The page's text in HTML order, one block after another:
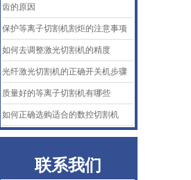
百超Bystronic喷嘴
KTB2陶瓷体
AMADA阿玛达喷嘴
二氧化碳聚焦镜
普雷喷嘴
齿的原因
保护等离子切割机割炬的注意事项
如何去调整激光切割机的精度
光纤激光切割机的正确开关机步骤
质量好的等离子切割机有哪些
如何正确选购适合的数控切割机
联系我们